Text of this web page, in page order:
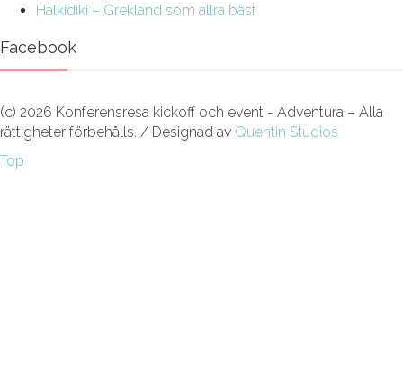
Halkidiki – Grekland som allra bäst
Facebook
(c) 2026 Konferensresa kickoff och event - Adventura – Alla
rättigheter förbehålls. / Designad av Quentin Studios
Top